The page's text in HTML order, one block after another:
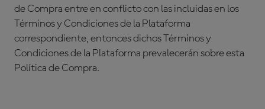
de Compra entre en conflicto con las incluidas en los
Términos y Condiciones de la Plataforma
correspondiente, entonces dichos Términos y
Condiciones de la Plataforma prevalecerán sobre esta
Política de Compra.